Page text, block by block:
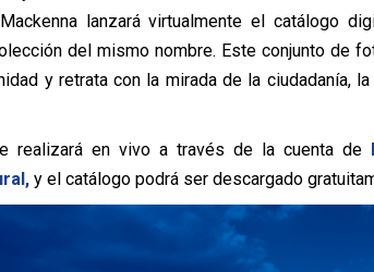
lanzará virtualmente el catálogo
del mismo nombre. Este conjunto de
y retrata con la mirada de la ciudadanía,
realizará en vivo a través de la cuenta de
y el catálogo podrá ser descargado